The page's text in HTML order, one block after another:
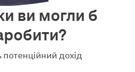
ви могли б
потенційний дохід